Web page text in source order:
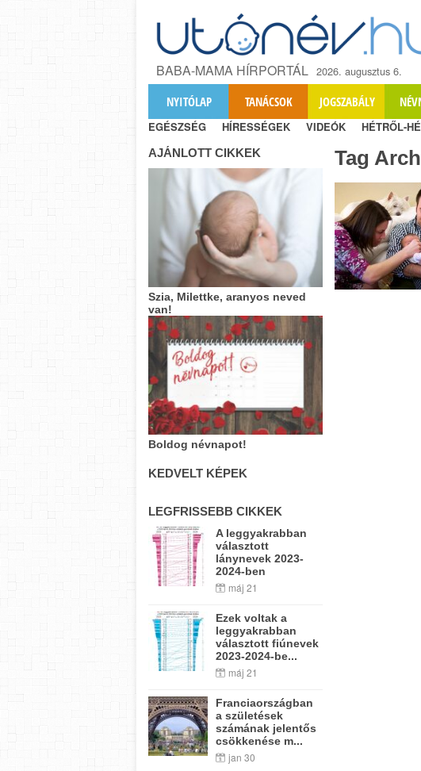
BABA-MAMA HÍRPORTÁL 2026. augusztus 6.
NYITÓLAP TANÁCSOK JOGSZABÁLY
EGÉSZSÉG HÍRESSÉGEK VIDEÓK HÉTRŐL-
Tag
AJÁNLOTT CIKKEK
Szia, Milettke, aranyos neved
van!
Boldog névnapot!
KEDVELT KÉPEK
LEGFRISSEBB CIKKEK
A leggyakrabban
választott
lánynevek 2023-
2024-ben
máj 21
Ezek voltak a
leggyakrabban
választott fiúnevek
2023-2024-be...
máj 21
Franciaországban
a születések
számának jelentős
csökkenése m...
jan 30